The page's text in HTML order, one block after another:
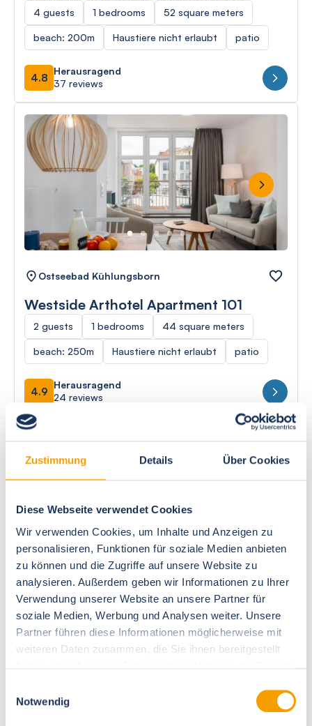
Zustimmung Details Über Cookies
Diese Webseite verwendet Cookies
Wir verwenden Cookies, um Inhalte und Anzeigen zu
personalisieren, Funktionen für soziale Medien anbieten
zu können und die Zugriffe auf unsere Website zu
analysieren. Außerdem geben wir Informationen zu Ihrer
Verwendung unserer Website an unsere Partner für
soziale Medien, Werbung und Analysen weiter. Unsere
Partner führen diese Informationen möglicherweise mit
weiteren Daten zusammen, die Sie ihnen bereitgestellt
Notwendig
4 guests 1 bedrooms 52 square meters
beach: 200m Haustiere nicht erlaubt patio
4.8
Herausragend
37 reviews
Next
Ostseebad Kühlungsborn
Westside Arthotel Apartment 101
2 guests 1 bedrooms 44 square meters
beach: 250m Haustiere nicht erlaubt patio
4.9
Herausragend
24 reviews
Ostseebad Kühlungsborn
Westside Arthotel Apartment 313
4 guests 1 bedrooms 39 square meters
4.8
Herausragend
25 reviews